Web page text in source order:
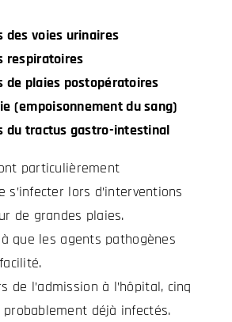
des voies urinaires
respiratoires
de plaies postopératoires
(empoisonnement du sang)
du tractus gastro-intestinal
particulièrement
s’infecter lors d’interventions
de grandes plaies.
que les agents pathogènes
de l’admission à l’hôpital, cinq
déjà infectés.